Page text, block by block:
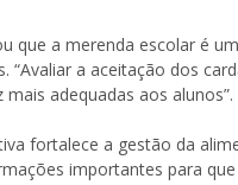
que a merenda escolar é
a aceitação dos
adequadas aos alunos”.
fortalece a gestão da
importantes para